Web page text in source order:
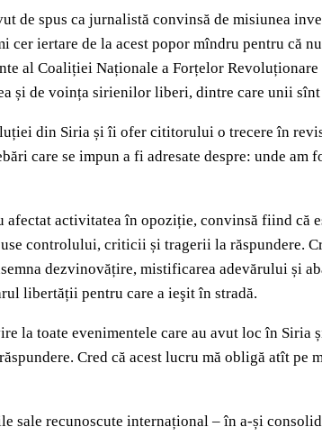
de spus ca jurnalistă convinsă de misiunea
iertare de la acest popor mîndru pentru că
al Coaliției Naționale a Forțelor
și de voința sirienilor liberi, dintre care unii
din Siria și îi ofer cititorului o trecere în
care se impun a fi adresate despre: unde am
activitatea în opoziție, convinsă fiind că
controlului, criticii și tragerii la răspundere.
dezvinovățire, mistificarea adevărului și
libertății pentru care a ieşit în stradă.
la toate evenimentele care au avut loc în
Cred că acest lucru mă obligă atît
sale recunoscute internațional – în a‑și